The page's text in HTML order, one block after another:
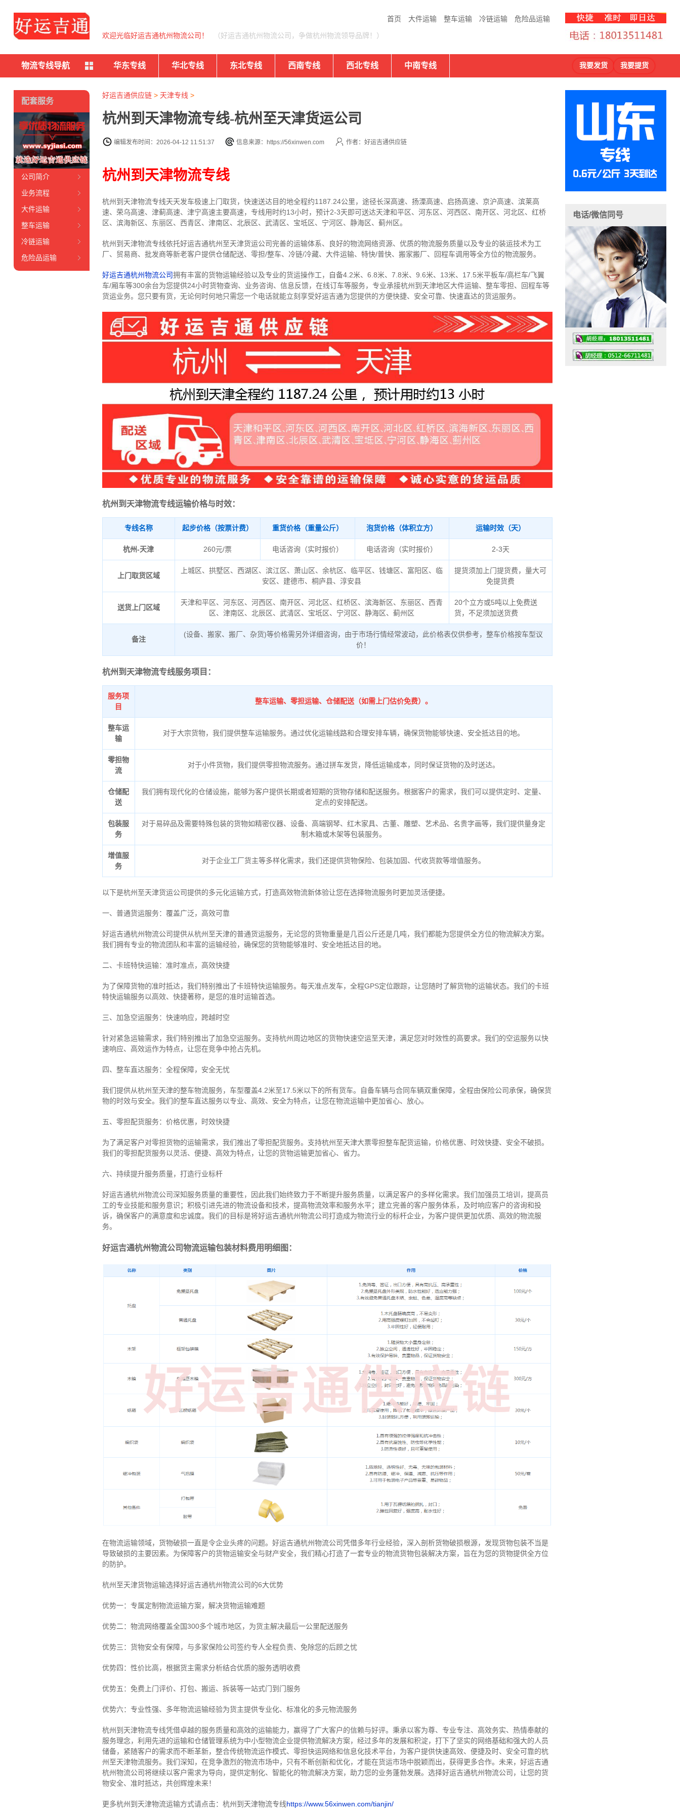
首页 大件运输 整车运输 冷链运输 危险品运输
欢迎光临好运吉通杭州物流公司！ （好运吉通杭州物流公司，争做杭州物流领导品牌！）
物流专线导航 华东专线 华北专线 东北专线 西南专线 西北专线 中南专线 我要发货 我要提货
好运吉通供应链> 天津专线 >
杭州到天津物流专线-杭州至天津货运公司
编辑发布时间：2026-04-12 11:51:37 信息来源：https://56xinwen.com 作者：好运吉通供应链
杭州到天津物流专线
杭州到天津物流专线天天发车极速上门取货，快速送达目的地全程约1187.24公里，途径长深高速、扬溧高速、启扬高速、京沪高速、滨莱高
速、荣乌高速、津蓟高速、津宁高速主要高速，专线用时约13小时，预计2-3天即可送达天津和平区、河东区、河西区、南开区、河北区、红桥
区、滨海新区、东丽区、西青区、津南区、北辰区、武清区、宝坻区、宁河区、静海区、蓟州区。
杭州到天津物流专线依托好运吉通杭州至天津货运公司完善的运输体系、良好的物流网络资源、优质的物流服务质量以及专业的装运技术为工
厂、贸易商、批发商等新老客户提供仓储配送、零担/整车、冷链/冷藏、大件运输、特快/普快、搬家搬厂、回程车调用等全方位的物流服务。
好运吉通杭州物流公司拥有丰富的货物运输经验以及专业的货运操作工，自备4.2米、6.8米、7.8米、9.6米、13米、17.5米平板车/高栏车/飞翼
车/厢车等300余台为您提供24小时货物查询、业务咨询、信息反馈，在线订车等服务， 专业承接杭州到天津地区大件运输、整车零担、回程车等
货运业务。 您只要有货，无论何时何地只需您一个电话就能立刻享受好运吉通为您提供的方便快捷、安全可靠、快速直达的货运服务。
杭州到天津物流专线运输价格与时效：
专线名称 起步价格（按票计费） 重货价格（重量公斤） 泡货价格（体积立方） 运输时效（天）
杭州-天津 260元/票 电话咨询（实时报价） 电话咨询（实时报价） 2-3天
上门取货区域
上城区、拱墅区、西湖区、滨江区、萧山区、余杭区、临平区、钱塘区、富阳区、临
安区、建德市、桐庐县、淳安县
提货须加上门提货费，量大可
免提货费
送货上门区域
天津和平区、河东区、河西区、南开区、河北区、红桥区、滨海新区、东丽区、西青
区、津南区、北辰区、武清区、宝坻区、宁河区、静海区、蓟州区
20个立方或5吨以上免费送
货，不足须加送货费
备注
(设备、搬家、搬厂、杂货)等价格需另外详细咨询，由于市场行情经常波动，此价格表仅供参考，整车价格按车型议
价！
杭州到天津物流专线服务项目：
服务项
目
整车运输、零担运输、仓储配送（如需上门估价免费）。
整车运
输
对于大宗货物，我们提供整车运输服务。通过优化运输线路和合理安排车辆，确保货物能够快速、安全抵达目的地。
零担物
流
对于小件货物，我们提供零担物流服务。通过拼车发货，降低运输成本，同时保证货物的及时送达。
仓储配
送
我们拥有现代化的仓储设施，能够为客户提供长期或者短期的货物存储和配送服务。根据客户的需求，我们可以提供定时、定量、
定点的安排配送。
包装服
务
对于易碎品及需要特殊包装的货物如精密仪器、设备、高端钢琴、红木家具、古董、雕塑、艺术品、名贵字画等，我们提供量身定
制木箱或木架等包装服务。
增值服
务
对于企业工厂货主等多样化需求，我们还提供货物保险、包装加固、代收货款等增值服务。
以下是杭州至天津货运公司提供的多元化运输方式，打造高效物流新体验让您在选择物流服务时更加灵活便捷。
一、普通货运服务：覆盖广泛，高效可靠
好运吉通杭州物流公司提供从杭州至天津的普通货运服务，无论您的货物重量是几百公斤还是几吨，我们都能为您提供全方位的物流解决方案。
我们拥有专业的物流团队和丰富的运输经验，确保您的货物能够准时、安全地抵达目的地。
二、卡班特快运输：准时准点，高效快捷
为了保障货物的准时抵达，我们特别推出了卡班特快运输服务。每天准点发车，全程GPS定位跟踪，让您随时了解货物的运输状态。我们的卡班
特快运输服务以高效、快捷著称，是您的准时运输首选。
三、加急空运服务：快速响应，跨越时空
针对紧急运输需求，我们特别推出了加急空运服务。支持杭州周边地区的货物快速空运至天津，满足您对时效性的高要求。我们的空运服务以快
速响应、高效运作为特点，让您在竞争中抢占先机。
四、整车直达服务：全程保障，安全无忧
我们提供从杭州至天津的整车物流服务，车型覆盖4.2米至17.5米以下的所有货车。自备车辆与合同车辆双重保障，全程由保险公司承保，确保货
物的时效与安全。我们的整车直达服务以专业、高效、安全为特点，让您在物流运输中更加省心、放心。
五、零担配货服务：价格优惠，时效快捷
为了满足客户对零担货物的运输需求，我们推出了零担配货服务。支持杭州至天津大票零担整车配货运输，价格优惠、时效快捷、安全不破损。
我们的零担配货服务以灵活、便捷、高效为特点，让您的货物运输更加省心、省力。
六、持续提升服务质量，打造行业标杆
好运吉通杭州物流公司深知服务质量的重要性，因此我们始终致力于不断提升服务质量，以满足客户的多样化需求。我们加强员工培训，提高员
工的专业技能和服务意识；积极引进先进的物流设备和技术，提高物流效率和服务水平；建立完善的客户服务体系，及时响应客户的咨询和投
诉，确保客户的满意度和忠诚度。我们的目标是将好运吉通杭州物流公司打造成为物流行业的标杆企业，为客户提供更加优质、高效的物流服
务。
好运吉通杭州物流公司物流运输包装材料费用明细图：
在物流运输领域，货物破损一直是令企业头疼的问题。好运吉通杭州物流公司凭借多年行业经验，深入剖析货物破损根源，发现货物包装不当是
导致破损的主要因素。为保障客户的货物运输安全与财产安全，我们精心打造了一套专业的物流货物包装解决方案，旨在为您的货物提供全方位
的防护。
杭州至天津货物运输选择好运吉通杭州物流公司的6大优势
优势一：专属定制物流运输方案，解决货物运输难题
优势二：物流网络覆盖全国300多个城市地区，为货主解决最后一公里配送服务
优势三：货物安全有保障，与多家保险公司签约专人全程负责、免除您的后顾之忧
优势四：性价比高，根据货主需求分析结合优质的服务透明收费
优势五：免费上门评价、打包、搬运、拆装等一站式门到门服务
优势六：专业性强、多年物流运输经验为货主提供专业化、标准化的多元物流服务
杭州到天津物流专线凭借卓越的服务质量和高效的运输能力，赢得了广大客户的信赖与好评。 秉承以客为尊、专业专注、高效务实、热情奉献的
服务理念，利用先进的运输和仓储管理系统为中小型物流企业提供物流解决方案，经过多年的发展和积淀，打下了坚实的网络基础和强大的人员
储备，紧随客户的需求而不断革新，整合传统物流运作模式、零担快运网络和信息化技术平台，为客户提供快速高效、便捷及时、安全可靠的杭
州至天津物流服务。 我们深知，在竞争激烈的物流市场中，只有不断创新和优化，才能在货运市场中脱颖而出，获得更多合作。 未来，好运吉通
杭州物流公司将继续以客户需求为导向，提供定制化、智能化的物流解决方案，助力您的业务蓬勃发展。选择好运吉通杭州物流公司，让您的货
物安全、准时抵达，共创辉煌未来！
更多杭州到天津物流运输方式请点击：杭州到天津物流专线https://www.56xinwen.com/tianjin/
配套服务
公司简介
业务流程
大件运输
整车运输
冷链运输
危险品运输
电话/微信同号